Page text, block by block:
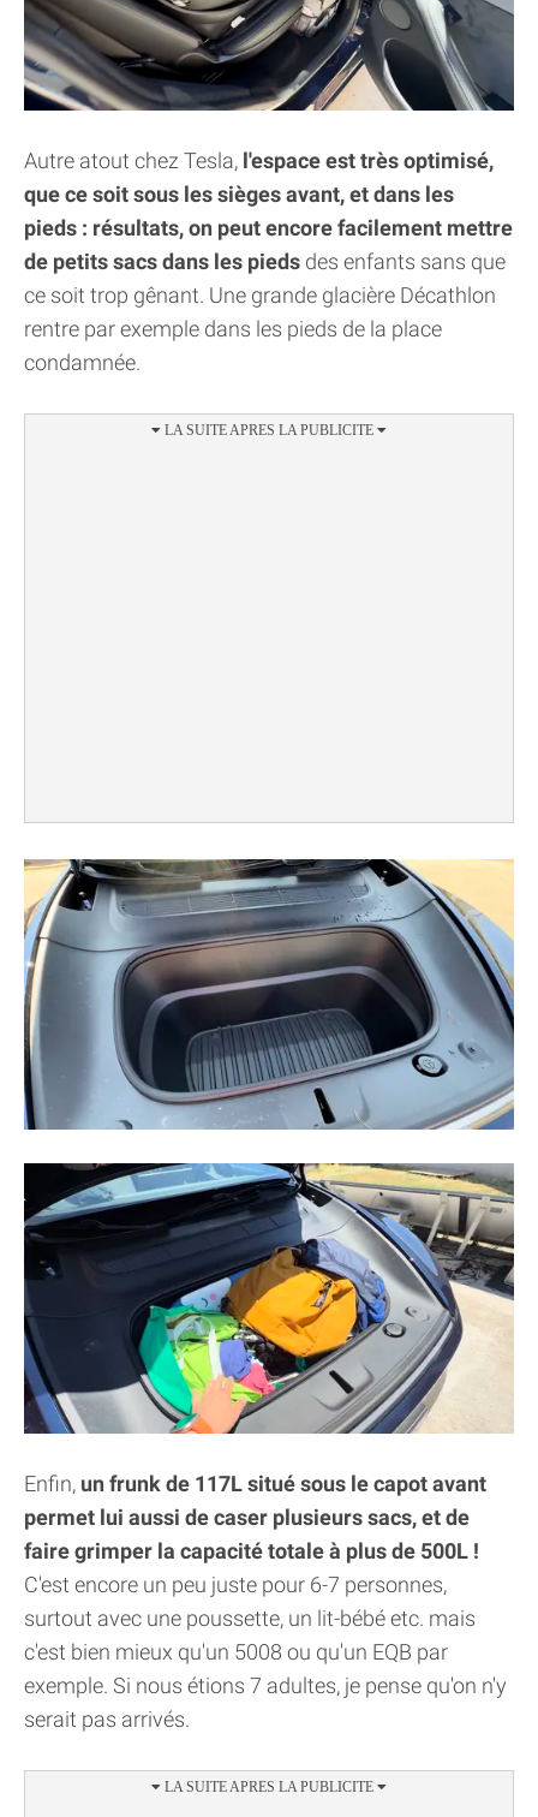
Autre atout chez Tesla, l'espace est très optimisé,
que ce soit sous les sièges avant, et dans les
pieds : résultats, on peut encore facilement mettre
de petits sacs dans les pieds des enfants sans que
ce soit trop gênant. Une grande glacière Décathlon
rentre par exemple dans les pieds de la place
condamnée.
Enfin, un frunk de 117L situé sous le capot avant
permet lui aussi de caser plusieurs sacs, et de
faire grimper la capacité totale à plus de 500L !
C'est encore un peu juste pour 6-7 personnes,
surtout avec une poussette, un lit-bébé etc. mais
c'est bien mieux qu'un 5008 ou qu'un EQB par
exemple. Si nous étions 7 adultes, je pense qu'on n'y
serait pas arrivés.